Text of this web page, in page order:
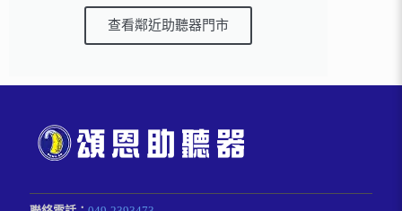
查看鄰近助聽器門市